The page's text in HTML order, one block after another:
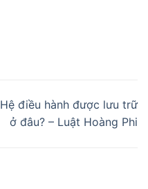
Hệ điều hành được lưu trữ
ở đâu? – Luật Hoàng Phi